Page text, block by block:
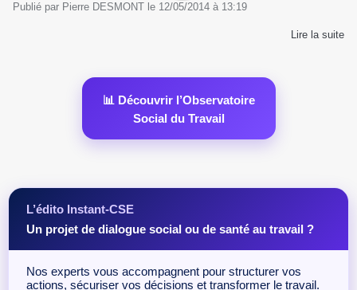
Publié par Pierre DESMONT le 12/05/2014 à 13:19
Lire la suite
📊 Découvrir l’Observatoire
Social du Travail
L’édito Instant-CSE
Un projet de dialogue social ou de santé au travail ?
Nos experts vous accompagnent pour structurer vos
actions, sécuriser vos décisions et transformer le travail.